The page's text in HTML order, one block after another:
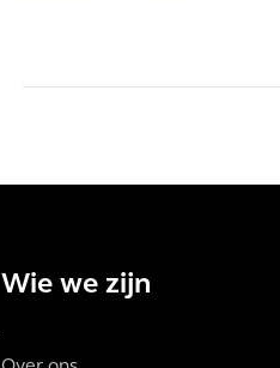
Wie we zijn